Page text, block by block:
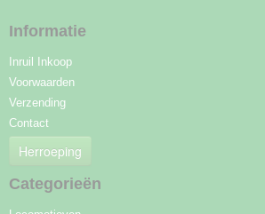
Informatie
Inruil Inkoop
Voorwaarden
Verzending
Contact
Herroeping
Categorieën